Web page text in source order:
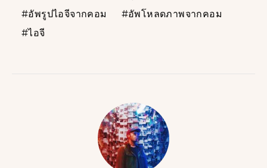
อัพรูปไอจีจากคอม
อัพโหลดภาพจากคอม
ไอจี